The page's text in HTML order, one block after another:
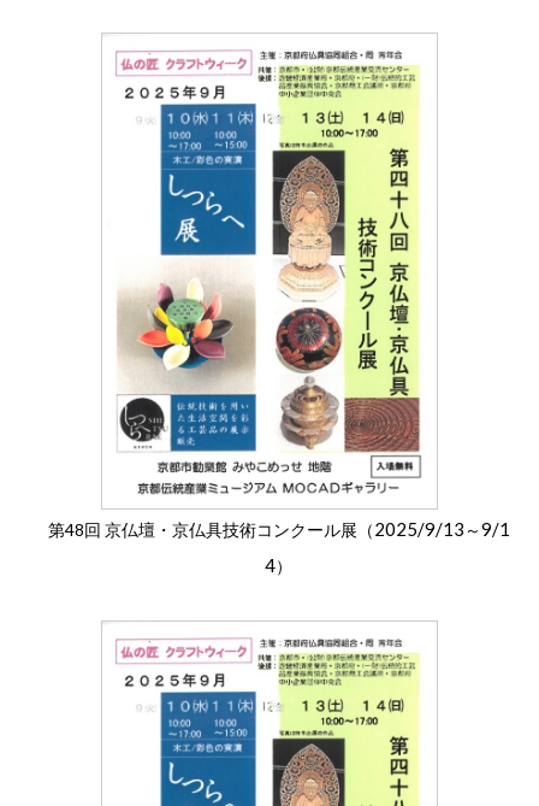
第48回 京仏壇・京仏具技術コンクール展（2025/9/13 ～9/1
4）